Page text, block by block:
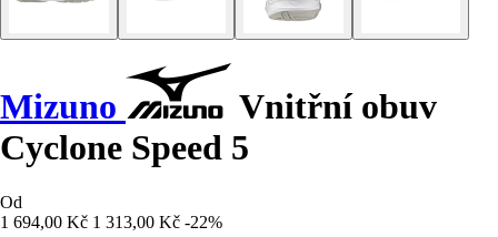
Mizuno
Vnitřní obuv
Cyclone Speed 5
Od
1 694,00 Kč 1 313,00 Kč -22%